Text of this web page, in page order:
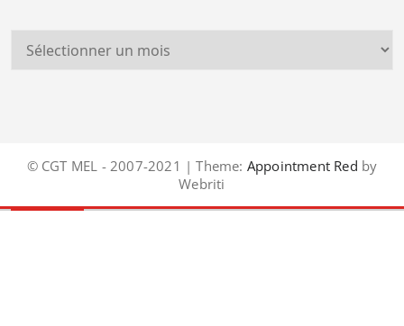
© CGT MEL - 2007-2021 | Theme: Appointment Red by
Webriti